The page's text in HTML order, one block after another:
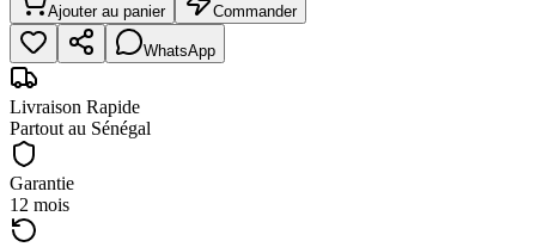
Ajouter au panier Commander
WhatsApp
Livraison Rapide
Partout au Sénégal
Garantie
12 mois